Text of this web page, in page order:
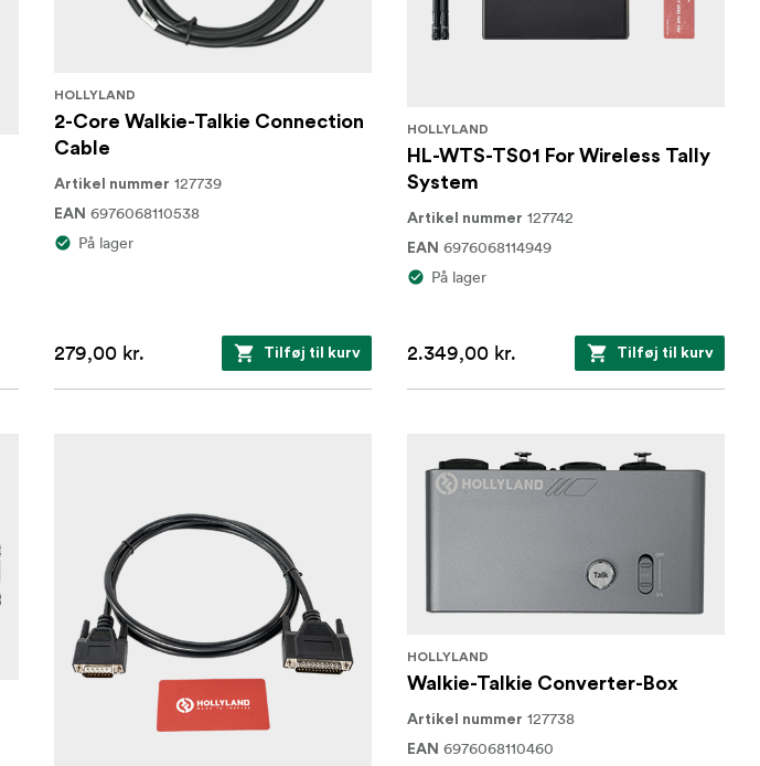
HOLLYLAND
2-Core Walkie-Talkie Connection
Cable
Artikel nummer 127739
EAN 6976068110538
På lager
279,00 kr. Tilføj til kurv
HOLLYLAND
HL-WTS-TS01 For Wireless Tally
System
Artikel nummer 127742
EAN 6976068114949
På lager
2.349,00 kr. Tilføj til kurv
HOLLYLAND
Walkie-Talkie Converter-Box
Artikel nummer 127738
EAN 6976068110460